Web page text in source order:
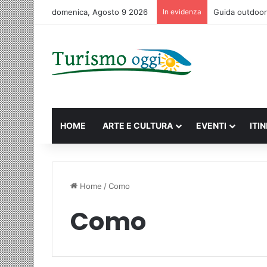
domenica, Agosto 9 2026 In evidenza Macao: la
HOME ARTE E CULTURA EVENTI
Home /Como
Como